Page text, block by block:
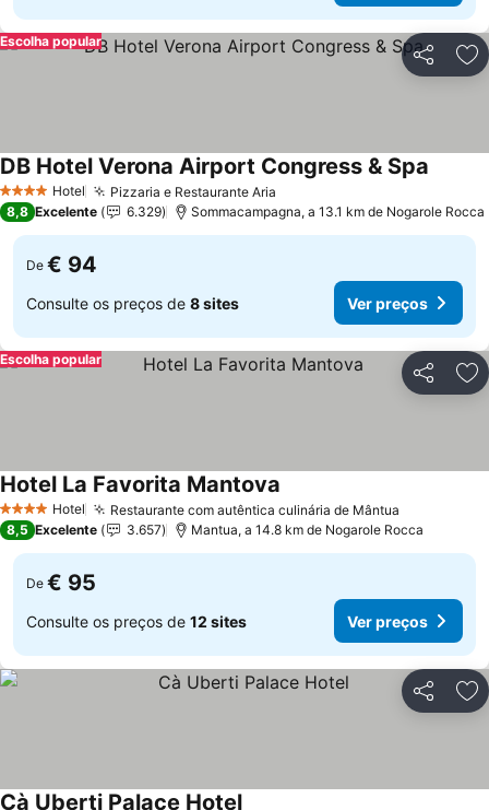
Partilhar
Escolha popular
4 EstrelasHotel Pizzaria e Restaurante Aria
DB Hotel Verona Airport Congress & Spa
8,8 Excelente 6.329 Sommacampagna, a 13.1 km de Nogarole Rocca
De € 94
Consulte os preços de 8 sites Ver preços
Partilhar
Escolha popular
4 EstrelasHotel Restaurante com autêntica culinária de Mântua
Hotel La Favorita Mantova
8,5 Excelente 3.657 Mantua, a 14.8 km de Nogarole Rocca
De € 95
Consulte os preços de 12 sites Ver preços
Partilhar
Cà Uberti Palace Hotel